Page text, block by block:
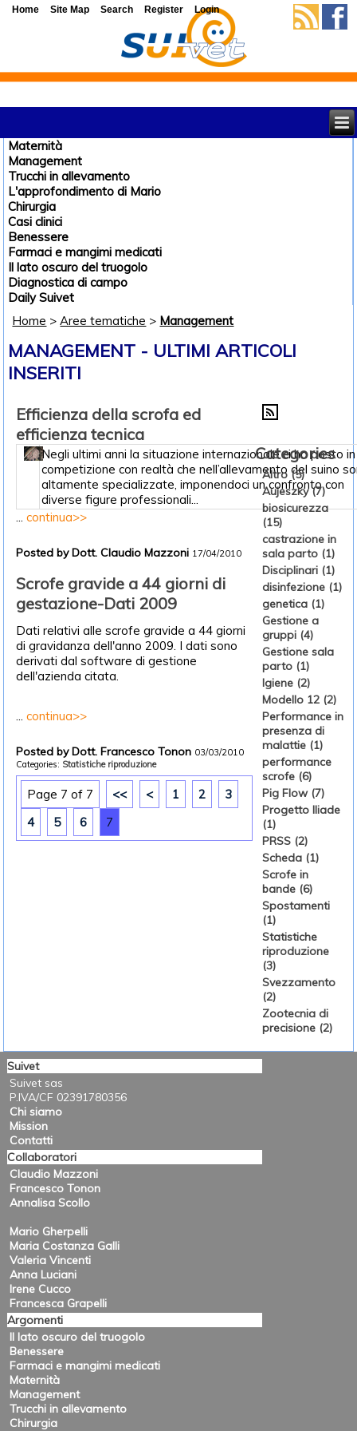
Maternità
Management
Trucchi in allevamento
L'approfondimento di Mario
Chirurgia
Casi clinici
Benessere
Farmaci e mangimi medicati
Il lato oscuro del truogolo
Diagnostica di campo
Daily Suivet
Home >Aree tematiche > Management
MANAGEMENT - ULTIMI ARTICOLI
INSERITI
Efficienza della scrofa ed
efficienza tecnica
Negli ultimi anni la situazione internazionale ci ha posto in
competizione con realtà che nell’allevamento del suino
altamente specializzate, imponendoci un confronto con
diverse figure professionali...
...continua>>
Posted by Dott. Claudio Mazzoni 17/04/2010
Scrofe gravide a 44 giorni di
gestazione-Dati 2009
Dati relativi alle scrofe gravide a 44 giorni
di gravidanza dell'anno 2009. I dati sono
derivati dal software di gestione
dell'azienda citata.
...continua>>
Posted by Dott. Francesco Tonon 03/03/2010
Categories: Statistiche riproduzione
Page 7 of 7 << < 1 2
3
4
5 6 7
Categories
Altro (5)
Aujeszky (7)
biosicurezza
(15)
castrazione in
sala parto (1)
Disciplinari (1)
disinfezione (1)
genetica (1)
Gestione a
gruppi (4)
Gestione sala
parto (1)
Igiene (2)
Modello 12 (2)
Performance in
presenza di
malattie (1)
performance
scrofe (6)
Pig Flow (7)
Progetto Iliade
(1)
PRSS (2)
Scheda (1)
Scrofe in
bande (6)
Spostamenti
(1)
Statistiche
riproduzione
(3)
Svezzamento
(2)
Zootecnia di
precisione (2)
Suivet
Suivet sas
P.IVA/CF 02391780356
Chi siamo
Mission
Contatti
Collaboratori
Claudio Mazzoni
Francesco Tonon
Annalisa Scollo
Mario Gherpelli
Maria Costanza Galli
Valeria Vincenti
Anna Luciani
Irene Cucco
Francesca Grapelli
Argomenti
Il lato oscuro del truogolo
Benessere
Farmaci e mangimi medicati
Maternità
Management
Trucchi in allevamento
Chirurgia
Home Site Map Search Register Login